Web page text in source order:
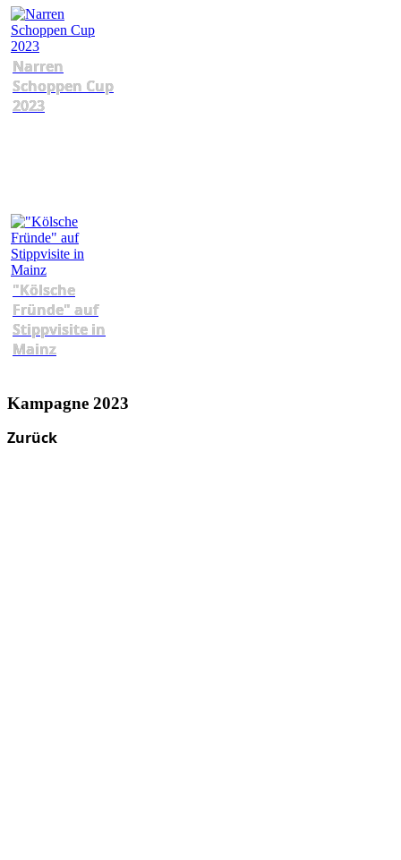
Narren
Schoppen Cup
2023
"Kölsche
Fründe" auf
Stippvisite in
Mainz
Kampagne 2023
Zurück